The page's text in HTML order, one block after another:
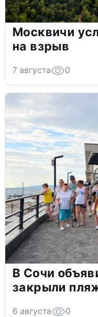
Москвичи
на взрыв
7 августа 0
В Сочи
закрыли
6 августа 0